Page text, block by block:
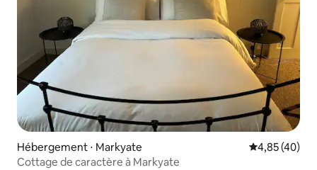
Hébergement ⋅ Markyate Évaluation
4,85 (40)
Cottage de caractère à Markyate